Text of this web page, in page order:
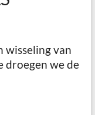
wisseling van
droegen we de